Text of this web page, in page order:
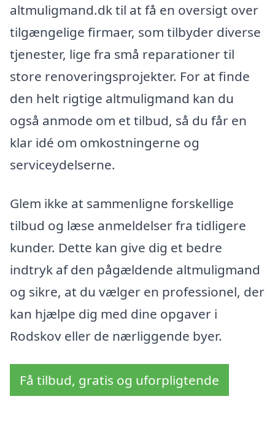
altmuligmand.dk til at få en oversigt over
tilgængelige firmaer, som tilbyder diverse
tjenester, lige fra små reparationer til
store renoveringsprojekter. For at finde
den helt rigtige altmuligmand kan du
også anmode om et tilbud, så du får en
klar idé om omkostningerne og
serviceydelserne.
Glem ikke at sammenligne forskellige
tilbud og læse anmeldelser fra tidligere
kunder. Dette kan give dig et bedre
indtryk af den pågældende altmuligmand
og sikre, at du vælger en professionel, der
kan hjælpe dig med dine opgaver i
Rodskov eller de nærliggende byer.
Få tilbud, gratis og uforpligtende